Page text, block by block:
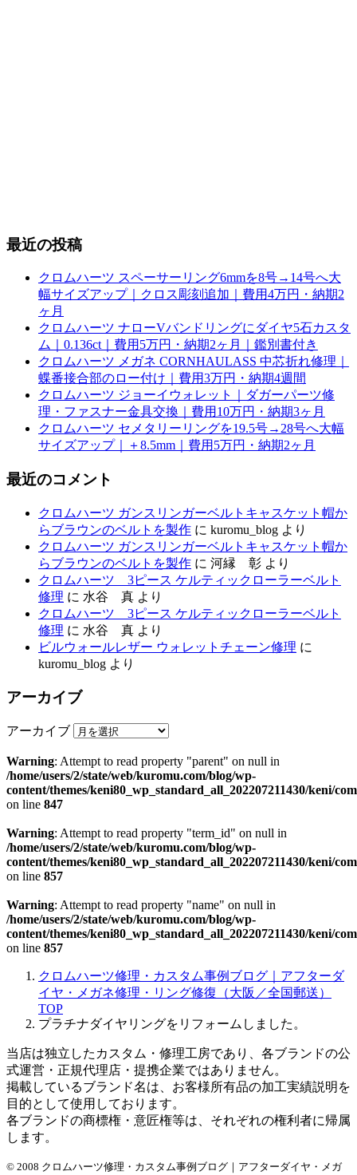
最近の投稿
クロムハーツ スペーサーリング6mmを8号→14号へ大
幅サイズアップ｜クロス彫刻追加｜費用4万円・納期2
ヶ月
クロムハーツ ナローVバンドリングにダイヤ5石カスタ
ム｜0.136ct｜費用5万円・納期2ヶ月｜鑑別書付き
クロムハーツ メガネ CORNHAULASS 中芯折れ修理｜
蝶番接合部のロー付け｜費用3万円・納期4週間
クロムハーツ ジョーイウォレット｜ダガーパーツ修
理・ファスナー金具交換｜費用10万円・納期3ヶ月
クロムハーツ セメタリーリングを19.5号→28号へ大幅
サイズアップ｜＋8.5mm｜費用5万円・納期2ヶ月
最近のコメント
クロムハーツ ガンスリンガーベルトキャスケット帽か
らブラウンのベルトを製作 に kuromu_blog より
クロムハーツ ガンスリンガーベルトキャスケット帽か
らブラウンのベルトを製作 に 河縁 彰 より
クロムハーツ 3ピース ケルティックローラーベルト
修理 に 水谷 真 より
クロムハーツ 3ピース ケルティックローラーベルト
修理 に 水谷 真 より
ビルウォールレザー ウォレットチェーン修理 に
kuromu_blog より
アーカイブ
アーカイブ
Warning: Attempt to read property "parent" on null in
/home/users/2/state/web/kuromu.com/blog/wp-
content/themes/keni80_wp_standard_all_202207211430/keni/
on line 847
Warning: Attempt to read property "term_id" on null in
/home/users/2/state/web/kuromu.com/blog/wp-
content/themes/keni80_wp_standard_all_202207211430/keni/
on line 857
Warning: Attempt to read property "name" on null in
/home/users/2/state/web/kuromu.com/blog/wp-
content/themes/keni80_wp_standard_all_202207211430/keni/
on line 857
クロムハーツ修理・カスタム事例ブログ｜アフターダ
イヤ・メガネ修理・リング修復（大阪／全国郵送）
TOP
プラチナダイヤリングをリフォームしました。
当店は独立したカスタム・修理工房であり、各ブランドの公
式運営・正規代理店・提携企業ではありません。
掲載しているブランド名は、お客様所有品の加工実績説明を
目的として使用しております。
各ブランドの商標権・意匠権等は、それぞれの権利者に帰属
します。
© 2008 クロムハーツ修理・カスタム事例ブログ｜アフターダイヤ・メガ